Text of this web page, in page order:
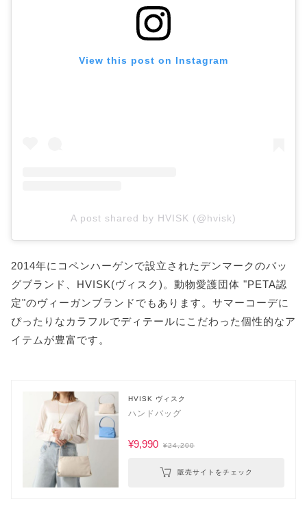
View this post on Instagram
A post shared by HVISK (@hvisk)
2014年にコペンハーゲンで設立されたデンマークのバッ
グブランド、HVISK(ヴィスク)。動物愛護団体 "PETA認
定"のヴィーガンブランドでもあります。サマーコーデに
ぴったりなカラフルでディテールにこだわった個性的なア
イテムが豊富です。
HVISK ヴィスク
ハンドバッグ
¥9,990 ¥24,200
販売サイトをチェック